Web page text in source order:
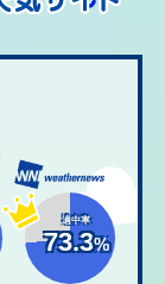
適中率
73.3%